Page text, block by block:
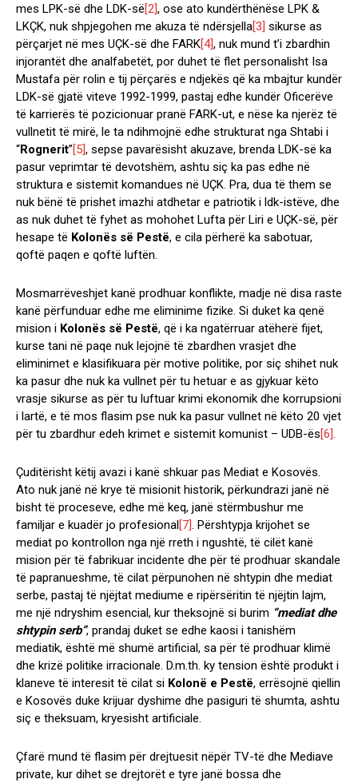
mes LPK-së dhe LDK-së[2], ose ato kundërthënëse LPK &
LKÇK, nuk shpjegohen me akuza të ndërsjella[3] sikurse as
përçarjet në mes UÇK-së dhe FARK[4], nuk mund t’i zbardhin
injorantët dhe analfabetët, por duhet të flet personalisht Isa
Mustafa për rolin e tij përçarës e ndjekës që ka mbajtur kundër
LDK-së gjatë viteve 1992-1999, pastaj edhe kundër Oficerëve
të karrierës të pozicionuar pranë FARK-ut, e nëse ka njerëz të
vullnetit të mirë, le ta ndihmojnë edhe strukturat nga Shtabi i
“Rognerit”[5], sepse pavarësisht akuzave, brenda LDK-së ka
pasur veprimtar të devotshëm, ashtu siç ka pas edhe në
struktura e sistemit komandues në UÇK. Pra, dua të them se
nuk bënë të prishet imazhi atdhetar e patriotik i ldk-istëve, dhe
as nuk duhet të fyhet as mohohet Lufta për Liri e UÇK-së, për
hesape të Kolonës së Pestë, e cila përherë ka sabotuar,
qoftë paqen e qoftë luftën.
Mosmarrëveshjet kanë prodhuar konflikte, madje në disa raste
kanë përfunduar edhe me eliminime fizike. Si duket ka qenë
mision i Kolonës së Pestë, që i ka ngatërruar atëherë fijet,
kurse tani në paqe nuk lejojnë të zbardhen vrasjet dhe
eliminimet e klasifikuara për motive politike, por siç shihet nuk
ka pasur dhe nuk ka vullnet për tu hetuar e as gjykuar këto
vrasje sikurse as për tu luftuar krimi ekonomik dhe korrupsioni
i lartë, e të mos flasim pse nuk ka pasur vullnet në këto 20 vjet
për tu zbardhur edeh krimet e sistemit komunist – UDB-ës[6].
Çuditërisht këtij avazi i kanë shkuar pas Mediat e Kosovës.
Ato nuk janë në krye të misionit historik, përkundrazi janë në
bisht të proceseve, edhe më keq, janë stërmbushur me
familjar e kuadër jo profesional[7]. Përshtypja krijohet se
mediat po kontrollon nga një rreth i ngushtë, të cilët kanë
mision për të fabrikuar incidente dhe për të prodhuar skandale
të papranueshme, të cilat përpunohen në shtypin dhe mediat
serbe, pastaj të njëjtat mediume e ripërsëritin të njëjtin lajm,
me një ndryshim esencial, kur theksojnë si burim “mediat dhe
shtypin serb”, prandaj duket se edhe kaosi i tanishëm
mediatik, është më shumë artificial, sa për të prodhuar klimë
dhe krizë politike irracionale. D.m.th. ky tension është produkt i
klaneve të interesit të cilat si Kolonë e Pestë, errësojnë qiellin
e Kosovës duke krijuar dyshime dhe pasiguri të shumta, ashtu
siç e theksuam, kryesisht artificiale.
Çfarë mund të flasim për drejtuesit nëpër TV-të dhe Mediave
private, kur dihet se drejtorët e tyre janë bossa dhe